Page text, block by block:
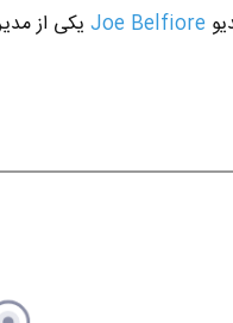
Joe Belfiore یکی از